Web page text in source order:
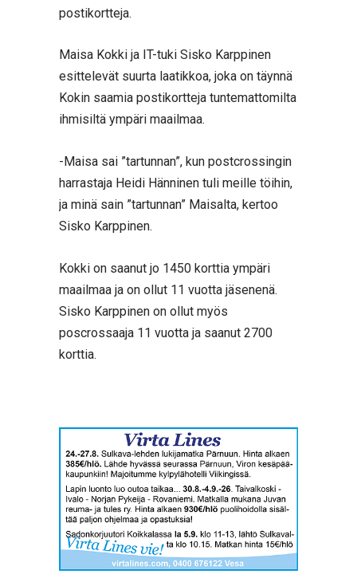
postikortteja.
Maisa Kokki ja IT-tuki Sisko Karppinen
esittelevät suurta laatikkoa, joka on täynnä
Kokin saamia postikortteja tuntemattomilta
ihmisiltä ympäri maailmaa.
-Maisa sai ”tartunnan”, kun postcrossingin
harrastaja Heidi Hänninen tuli meille töihin,
ja minä sain ”tartunnan” Maisalta, kertoo
Sisko Karppinen.
Kokki on saanut jo 1450 korttia ympäri
maailmaa ja on ollut 11 vuotta jäsenenä.
Sisko Karppinen on ollut myös
poscrossaaja 11 vuotta ja saanut 2700
korttia.